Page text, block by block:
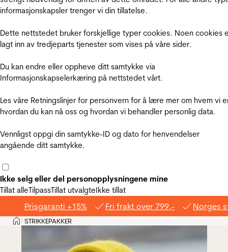
informasjonskapsler trenger vi din tillatelse.
Dette nettstedet bruker forskjellige typer cookies. Noen cookies
lagt inn av tredjeparts tjenester som vises på våre sider.
Du kan endre eller oppheve ditt samtykke via
Informasjonskapselerkæring på nettstedet vårt.
Les våre Retningslinjer for personvern for å lære mer om hvem vi
hvordan du kan nå oss og hvordan vi behandler personlig data.
Vennligst oppgi din samtykke-ID og dato for henvendelser
angående ditt samtykke.
Ikke selg eller del personopplysningene mine
Tillat alleTilpassTillat utvalgteIkke tillat
Prisgaranti +15% Fri frakt over 799,- Norges
Hjem
>STRIKKEPAKKER